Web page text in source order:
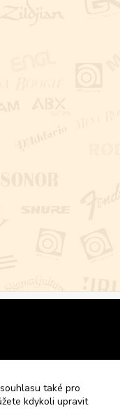
také pro
kdykoli upravit